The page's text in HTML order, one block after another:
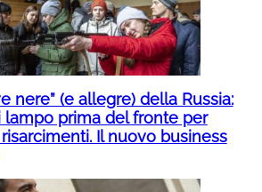
nere” (e allegre) della Russia:
lampo prima del fronte per
Il nuovo business